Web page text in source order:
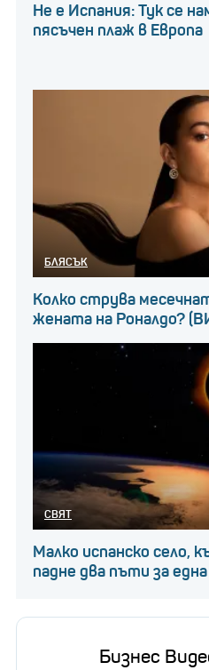
Не е Испания: Тук се
пясъчен плаж в Европа
БЛЯСЪК
Колко струва
жената на Роналдо?
СВЯТ
Малко испанско село,
падне два пъти за
Бизнес